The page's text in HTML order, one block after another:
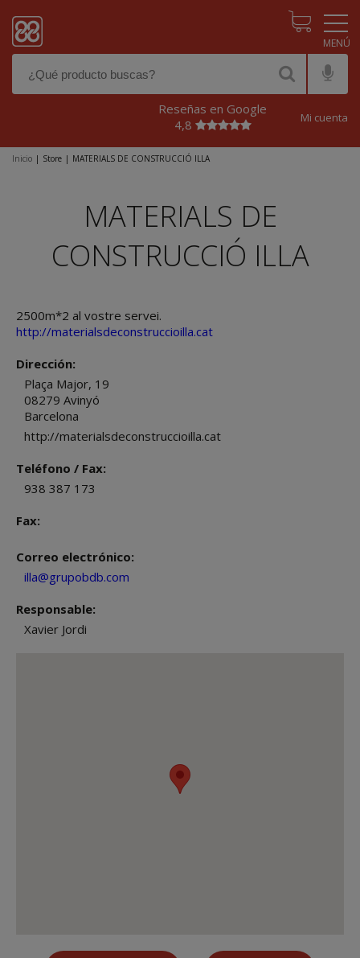
Reseñas en Google
4,8
Mi cuenta
Inicio | Store | MATERIALS DE CONSTRUCCIÓ ILLA
MATERIALS DE
CONSTRUCCIÓ ILLA
2500m*2 al vostre servei.
http://materialsdeconstruccioilla.cat
Dirección:
Plaça Major, 19
08279 Avinyó
Barcelona
http://materialsdeconstruccioilla.cat
Teléfono / Fax:
938 387 173
Fax:
Correo electrónico:
illa@grupobdb.com
Responsable:
Xavier Jordi